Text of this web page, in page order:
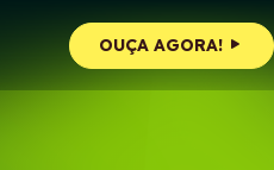
OUÇA AGORA!